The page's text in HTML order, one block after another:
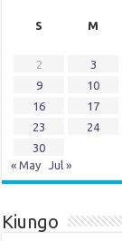
S
M
2
3
9
10
16
17
23
24
30
« May
Jul »
Kiungo